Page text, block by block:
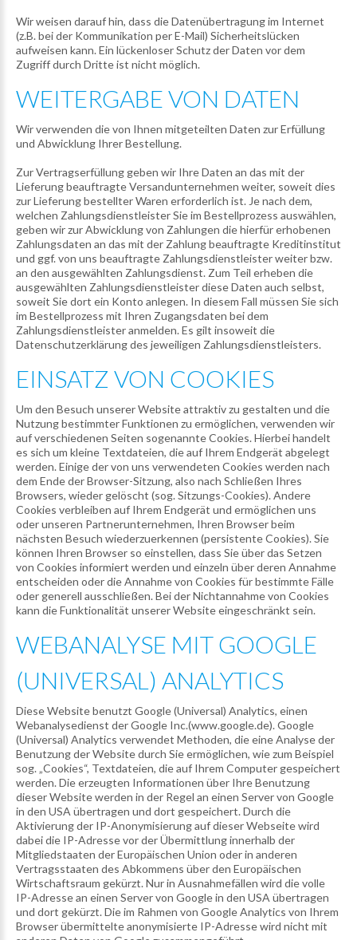
Wir weisen darauf hin, dass die Datenübertragung im Internet
(z.B. bei der Kommunikation per E-Mail) Sicherheitslücken
aufweisen kann. Ein lückenloser Schutz der Daten vor dem
Zugriff durch Dritte ist nicht möglich.
WEITERGABEVON DATEN
Wir verwenden die von Ihnen mitgeteilten Daten zur Erfüllung
und Abwicklung Ihrer Bestellung.
Zur Vertragserfüllung geben wir Ihre Daten an das mit der
Lieferung beauftragte Versandunternehmen weiter, soweit dies
zur Lieferung bestellter Waren erforderlich ist. Je nach dem,
welchen Zahlungsdienstleister Sie im Bestellprozess auswählen,
geben wir zur Abwicklung von Zahlungen die hierfür erhobenen
Zahlungsdaten an das mit der Zahlung beauftragte Kreditinstitut
und ggf. von uns beauftragte Zahlungsdienstleister weiter bzw.
an den ausgewählten Zahlungsdienst. Zum Teil erheben die
ausgewählten Zahlungsdienstleister diese Daten auch selbst,
soweit Sie dort ein Konto anlegen. In diesem Fall müssen Sie sich
im Bestellprozess mit Ihren Zugangsdaten bei dem
Zahlungsdienstleister anmelden. Es gilt insoweit die
Datenschutzerklärung des jeweiligen Zahlungsdienstleisters.
EINSATZ VON COOKIES
Um den Besuch unserer Website attraktiv zu gestalten und die
Nutzung bestimmter Funktionen zu ermöglichen, verwenden wir
auf verschiedenen Seiten sogenannte Cookies. Hierbei handelt
es sich um kleine Textdateien, die auf Ihrem Endgerät abgelegt
werden. Einige der von uns verwendeten Cookies werden nach
dem Ende der Browser-Sitzung, also nach Schließen Ihres
Browsers, wieder gelöscht (sog. Sitzungs-Cookies). Andere
Cookies verbleiben auf Ihrem Endgerät und ermöglichen uns
oder unseren Partnerunternehmen, Ihren Browser beim
nächsten Besuch wiederzuerkennen (persistente Cookies). Sie
können Ihren Browser so einstellen, dass Sie über das Setzen
von Cookies informiert werden und einzeln über deren Annahme
entscheiden oder die Annahme von Cookies für bestimmte Fälle
oder generell ausschließen. Bei der Nichtannahme von Cookies
kann die Funktionalität unserer Website eingeschränkt sein.
WEBANALYSE MITGOOGLE
(UNIVERSAL) ANALYTICS
Diese Website benutzt Google (Universal) Analytics, einen
Webanalysedienst der Google Inc.(www.google.de). Google
(Universal) Analytics verwendet Methoden, die eine Analyse der
Benutzung der Website durch Sie ermöglichen, wie zum Beispiel
sog. „Cookies“, Textdateien, die auf Ihrem Computer gespeichert
werden. Die erzeugten Informationen über Ihre Benutzung
dieser Website werden in der Regel an einen Server von Google
in den USA übertragen und dort gespeichert. Durch die
Aktivierung der IP-Anonymisierung auf dieser Webseite wird
dabei die IP-Adresse vor der Übermittlung innerhalb der
Mitgliedstaaten der Europäischen Union oder in anderen
Vertragsstaaten des Abkommens über den Europäischen
Wirtschaftsraum gekürzt. Nur in Ausnahmefällen wird die volle
IP-Adresse an einen Server von Google in den USA übertragen
und dort gekürzt. Die im Rahmen von Google Analytics von Ihrem
Browser übermittelte anonymisierte IP-Adresse wird nicht mit